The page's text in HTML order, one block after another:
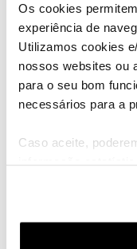
Os cookies
experiência de
Utilizamos cookies
nossos websites ou
para o seu bom
necessários para a
Caso aceite,
funcionalidades
funcionalidade) e
(cookies de
NMM
Não entendi a sua
DIANA FERREIRA